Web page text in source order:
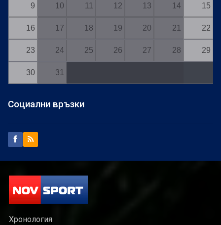
9 10 11 12 13 14 15
16 17 18 19 20 21 22
23 24 25 26 27 28 29
30 31
Социални връзки
Хронология